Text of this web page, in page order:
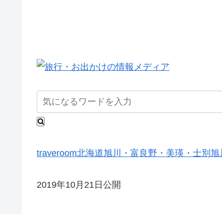
traveroom北海道旭川・富良野・美瑛・士別 旭
2019年10月21日公開